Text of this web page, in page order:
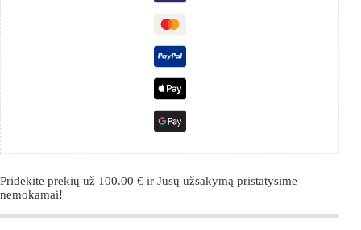
Pridėkite prekių už 100.00 € ir Jūsų užsakymą pristatysime
nemokamai!